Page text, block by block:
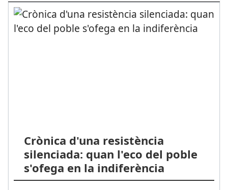
Crònica d'una resistència
silenciada: quan l'eco del poble
s'ofega en la indiferència